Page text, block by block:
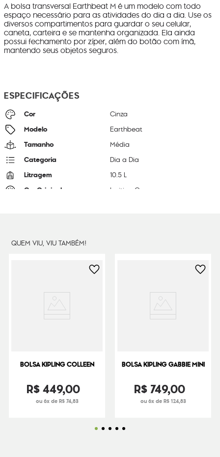
A bolsa transversal Earthbeat M é um modelo com todo
espaço necessário para as atividades do dia a dia. Use os
diversos compartimentos para guardar o seu celular,
caneta, carteira e se mantenha organizada. Ela ainda
possui fechamento por zíper, além do botão com ímã,
mantendo seus objetos seguros.
ESPECIFICAÇÕES
Cor Cinza
Modelo Earthbeat
Tamanho Média
Categoria Dia a Dia
Litragem 10.5 L
Cor Original Inviting Grey
QUEM VIU, VIU TAMBÉM!
BOLSA KIPLING COLLEEN
R$449,00
ou 6x de R$ 74,83
BOLSA KIPLING GABBIE MINI
R$ 749,00
ou 6x de R$ 124,83